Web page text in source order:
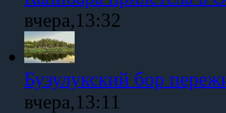
вчера,13:32
Бузулукский бор
вчера,13:11